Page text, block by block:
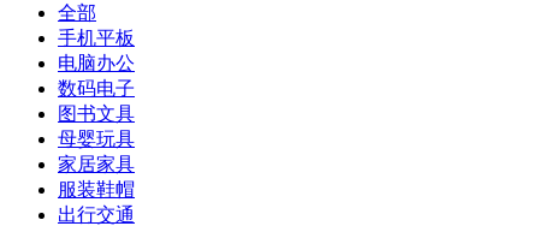
全部
手机平板
电脑办公
数码电子
图书文具
母婴玩具
家居家具
服装鞋帽
出行交通